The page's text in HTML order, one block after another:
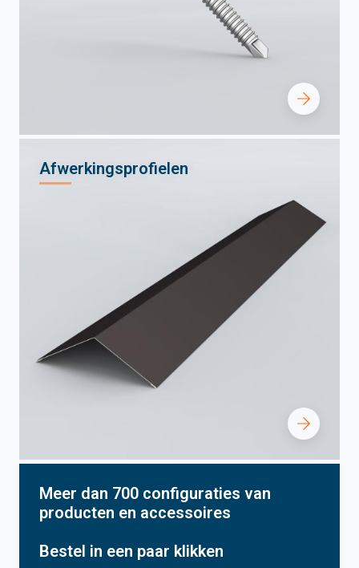
Afwerkingsprofielen
Meer dan 700 configuraties van
producten en accessoires
Bestel in een paar klikken